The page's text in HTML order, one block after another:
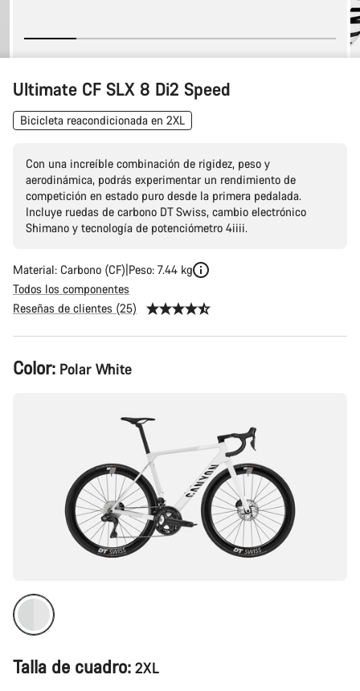
Ultimate CF SLX 8 Di2 Speed
Bicicleta reacondicionada en 2XL
Con una increíble combinación de rigidez, peso y
aerodinámica, podrás experimentar un rendimiento de
competición en estado puro desde la primera pedalada.
Incluye ruedas de carbono DT Swiss, cambio electrónico
Shimano y tecnología de potenciómetro 4iiii.
Material: Carbono (CF) Peso: 7.44 kg
Todos los componentes
Reseñas de clientes (25)
Configuración
del
Color: Polar White
Talla de cuadro: 2XL